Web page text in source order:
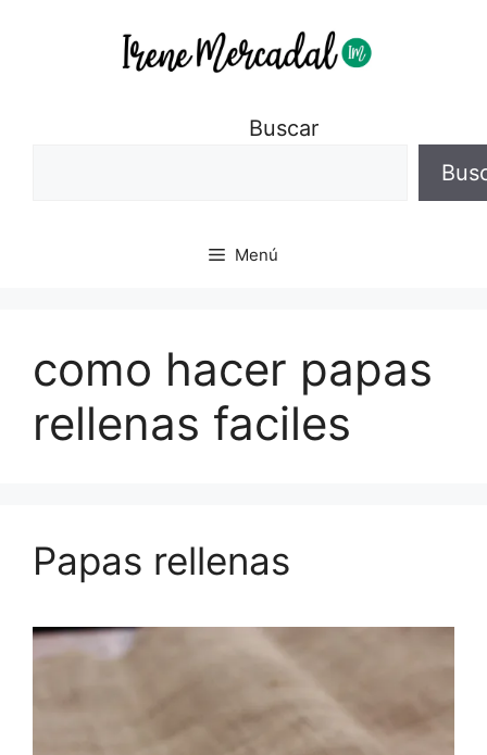
Buscar
Menú
como hacer papas
rellenas faciles
Papas rellenas